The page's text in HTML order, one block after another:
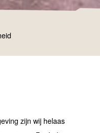
zijn wij helaas